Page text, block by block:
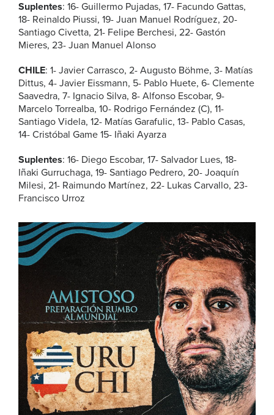
Suplentes: 16- Guillermo Pujadas, 17- Facundo Gattas,
18- Reinaldo Piussi, 19- Juan Manuel Rodríguez, 20-
Santiago Civetta, 21- Felipe Berchesi, 22- Gastón
Mieres, 23- Juan Manuel Alonso
CHILE: 1- Javier Carrasco, 2- Augusto Böhme, 3- Matías
Dittus, 4- Javier Eissmann, 5- Pablo Huete, 6- Clemente
Saavedra, 7- Ignacio Silva, 8- Alfonso Escobar, 9-
Marcelo Torrealba, 10- Rodrigo Fernández (C), 11-
Santiago Videla, 12- Matías Garafulic, 13- Pablo Casas,
14- Cristóbal Game 15- Iñaki Ayarza
Suplentes: 16- Diego Escobar, 17- Salvador Lues, 18-
Iñaki Gurruchaga, 19- Santiago Pedrero, 20- Joaquín
Milesi, 21- Raimundo Martínez, 22- Lukas Carvallo, 23-
Francisco Urroz